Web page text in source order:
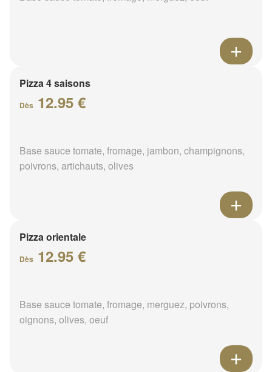
Pizza 4 saisons
Dès 12.95 €
Base sauce tomate, fromage, jambon, champignons,
poivrons, artichauts, olives
Pizza orientale
Dès 12.95 €
Base sauce tomate, fromage, merguez, poivrons,
oignons, olives, oeuf